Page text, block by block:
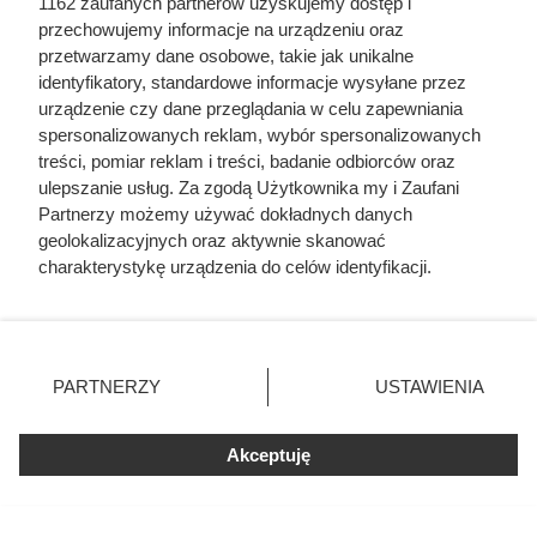
przyciąga klientów do Dino
Dallmayr Classic 500 g w Dino w promocyjnej cenie.
Sprawdź cenę kawy mielonej i ziarnistej, warunki oferty
oraz termin jej ważności.
przechowujemy informacje na urządzeniu oraz
przetwarzamy dane osobowe, takie jak unikalne
identyfikatory, standardowe informacje wysyłane przez
urządzenie czy dane przeglądania w celu zapewniania
spersonalizowanych reklam, wybór spersonalizowanych
treści, pomiar reklam i treści, badanie odbiorców oraz
ulepszanie usług. Za zgodą Użytkownika my i Zaufani
Partnerzy możemy używać dokładnych danych
geolokalizacyjnych oraz aktywnie skanować
charakterystykę urządzenia do celów identyfikacji.
zmienić/wycofać klikając przycisk ustawień prywatności
znajdujący się w lewym dolnym rogu strony
rodzaje przetwarzania danych nie wymagają zgody
użytkownika, ale masz prawo sprzeciwić się takiemu
przetwarzaniu. Preferencje będą miały zastosowania tylko
PARTNERZY USTAWIENIA
Akceptuję